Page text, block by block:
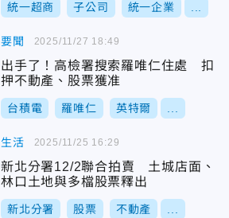
統一超商 子公司 統一企業
要聞
出手了！高檢署搜索羅唯仁住處 扣
押不動產、股票獲准
台積電 羅唯仁 英特爾
2025/11/27 18:49
生活
新北分署12/2聯合拍賣 土城店面、
林口土地與多檔股票釋出
新北分署 股票 不動產
2025/11/25 16:29